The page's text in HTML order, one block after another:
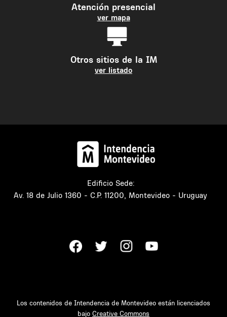
Atención presencial
ver mapa
Otros sitios de la IM
ver listado
Edificio Sede:
Av. 18 de Julio 1360 - C.P. 11200, Montevideo - Uruguay
Los contenidos de Intendencia de Montevideo están licenciados
bajo Creative Commons